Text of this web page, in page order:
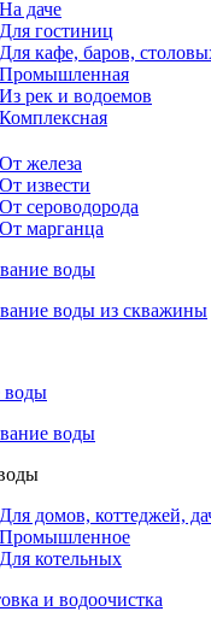
На даче
Для гостиниц
Для кафе, баров,
Промышленная
Из рек и водоемов
Комплексная
От железа
От извести
От сероводорода
От марганца
воды
воды из скважины
воды
воды
Для домов, коттеджей,
Промышленное
Для котельных
и водоочистка